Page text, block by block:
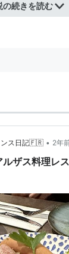
、アルザス
の続きを読む
ンス日記🇫🇷 • 2年
ザス料理レ